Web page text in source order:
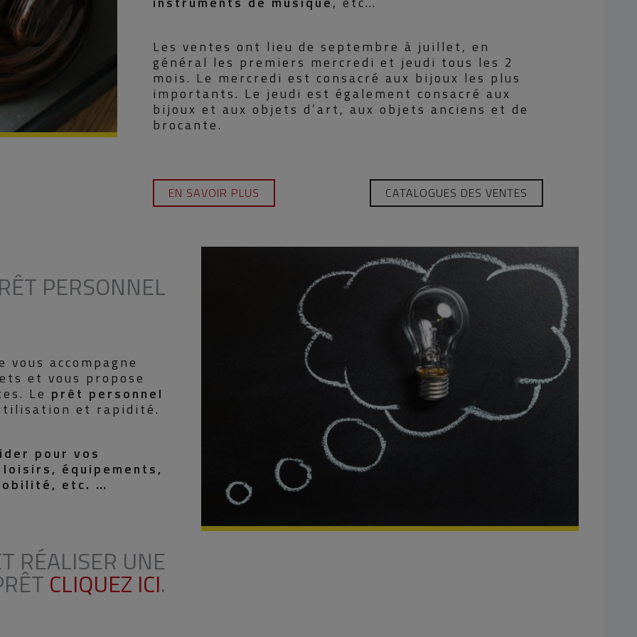
Les ventes ont lieu de septembre à juillet, en
général les premiers mercredi et jeudi tous les 2
mois. Le mercredi est consacré aux bijoux les plus
importants. Le jeudi est également consacré aux
bijoux et aux objets d’art, aux objets anciens et de
brocante.
EN SAVOIR PLUS CATALOGUES DES VENTES
PERSONNEL
accompagne
et vous propose
Le prêt personnel
et rapidité.
pour vos
équipements,
etc. …
RÉALISER UNE
CLIQUEZ ICI.